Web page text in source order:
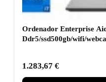
Ordenador Enterprise
Ddr5/ssd500gb/wifi/
1.283,67 €